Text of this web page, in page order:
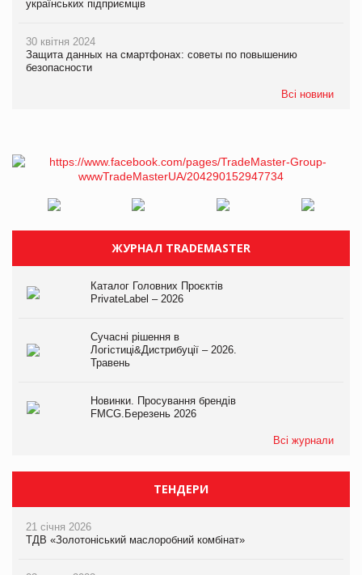
українських підприємців
30 квітня 2024
Защита данных на смартфонах: советы по повышению
безопасности
Всі новини
ЖУРНАЛ TRADEMASTER
Каталог Головних Проєктів
PrivateLabel – 2026
Сучасні рішення в
Логістиці&Дистрибуції – 2026.
Травень
Новинки. Просування брендів
FMCG.Березень 2026
Всі журнали
ТЕНДЕРИ
21 січня 2026
ТДВ «Золотоніський маслоробний комбінат»